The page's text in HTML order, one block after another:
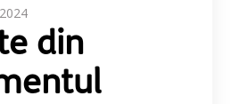
din